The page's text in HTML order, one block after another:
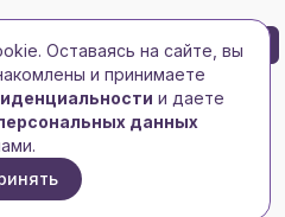
0
/Мужские футболки/
серая
Оставаясь на сайте, вы
и принимаете
и даете
данных